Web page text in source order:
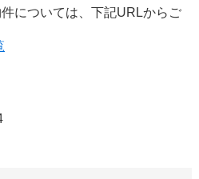
については、下記URLからご